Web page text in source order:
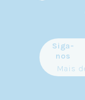
Siga-
nos
Mais